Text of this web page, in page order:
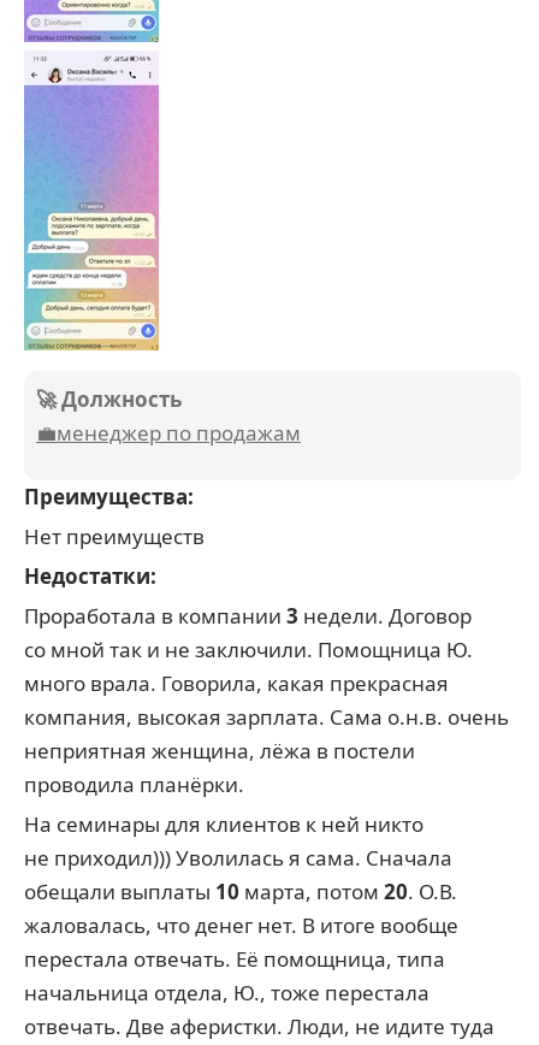
🚀 Должность
💼менеджер по продажам
Преимущества:
Нет преимуществ
Недостатки:
Проработала в компании 3 недели. Договор
со мной так и не заключили. Помощница Ю.
много врала. Говорила, какая прекрасная
компания, высокая зарплата. Сама о.н.в. очень
неприятная женщина, лёжа в постели
проводила планёрки.
На семинары для клиентов к ней никто
не приходил))) Уволилась я сама. Сначала
обещали выплаты 10 марта, потом 20. О.В.
жаловалась, что денег нет. В итоге вообще
перестала отвечать. Её помощница, типа
начальница отдела, Ю., тоже перестала
отвечать. Две аферистки. Люди, не идите туда